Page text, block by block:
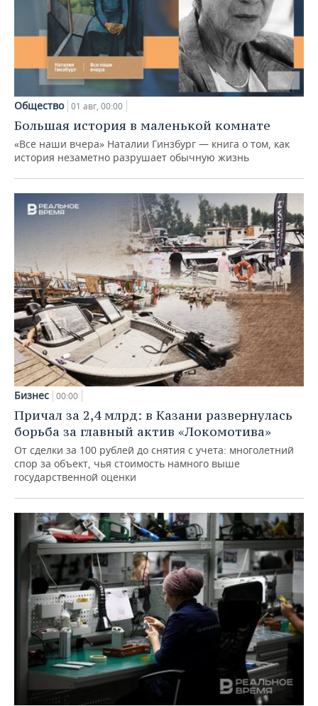
Общество 01 авг, 00:00
Большая история в маленькой комнате
«Все наши вчера» Наталии Гинзбург — книга о том, как
история незаметно разрушает обычную жизнь
Бизнес 00:00
Причал за 2,4 млрд: в Казани развернулась
борьба за главный актив «Локомотива»
От сделки за 100 рублей до снятия с учета: многолетний
спор за объект, чья стоимость намного выше
государственной оценки